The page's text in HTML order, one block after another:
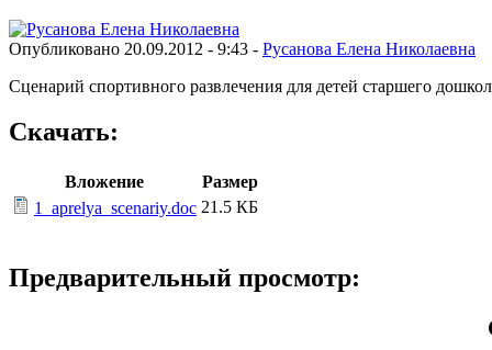
Опубликовано 20.09.2012 - 9:43 - Русанова Елена Николаевна
Сценарий спортивного развлечения для детей старшего
Скачать:
Вложение
Размер
1_aprelya_scenariy.doc 21.5 КБ
Предварительный просмотр: